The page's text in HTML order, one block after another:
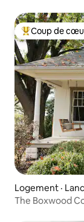
Coup de cœur
Coup de
Logement ·
The Boxwood